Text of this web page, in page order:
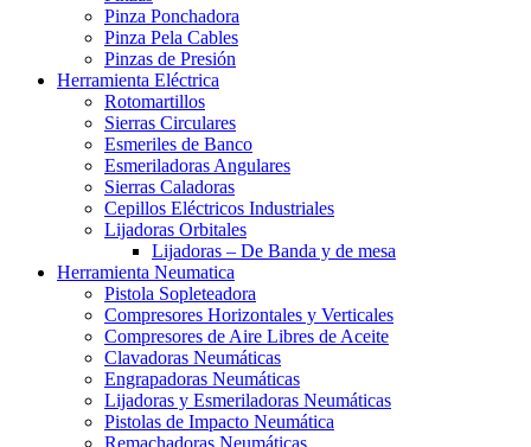
Pinza Ponchadora
Pinza Pela Cables
Pinzas de Presión
Herramienta Eléctrica
Rotomartillos
Sierras Circulares
Esmeriles de Banco
Esmeriladoras Angulares
Sierras Caladoras
Cepillos Eléctricos Industriales
Lijadoras Orbitales
Lijadoras – De Banda y de mesa
Herramienta Neumatica
Pistola Sopleteadora
Compresores Horizontales y Verticales
Compresores de Aire Libres de Aceite
Clavadoras Neumáticas
Engrapadoras Neumáticas
Lijadoras y Esmeriladoras Neumáticas
Pistolas de Impacto Neumática
Remachadoras Neumáticas